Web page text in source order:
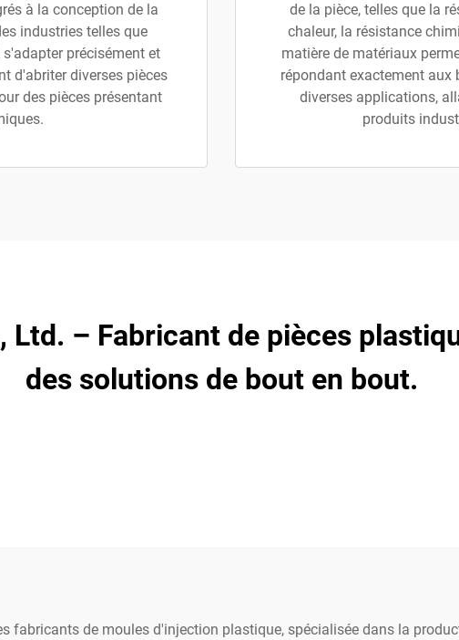
à la conception de la
industries telles que
précisément et
d'abriter diverses pièces
des pièces présentant
de la pièce, telles que la
chaleur, la résistance
matière de matériaux
répondant exactement aux
diverses applications,
produits
Ltd. – Fabricant de pièces
des solutions de bout en bout.
fabricants de moules d'injection plastique, spécialisée dans la